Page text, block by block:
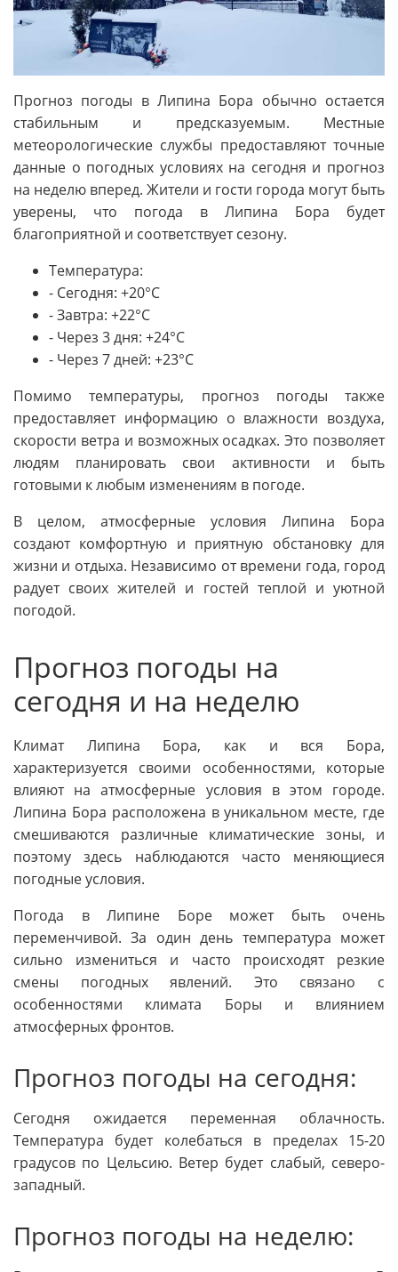
Прогноз погоды в Липина Бора обычно остается
стабильным и предсказуемым. Местные
метеорологические службы предоставляют точные
данные о погодных условиях на сегодня и прогноз
на неделю вперед. Жители и гости города могут быть
уверены, что погода в Липина Бора будет
благоприятной и соответствует сезону.
Температура:
- Сегодня: +20°C
- Завтра: +22°C
- Через 3 дня: +24°C
- Через 7 дней: +23°C
Помимо температуры, прогноз погоды также
предоставляет информацию о влажности воздуха,
скорости ветра и возможных осадках. Это позволяет
людям планировать свои активности и быть
готовыми к любым изменениям в погоде.
В целом, атмосферные условия Липина Бора
создают комфортную и приятную обстановку для
жизни и отдыха. Независимо от времени года, город
радует своих жителей и гостей теплой и уютной
погодой.
Прогноз погоды на
сегодня и на неделю
Климат Липина Бора, как и вся Бора,
характеризуется своими особенностями, которые
влияют на атмосферные условия в этом городе.
Липина Бора расположена в уникальном месте, где
смешиваются различные климатические зоны, и
поэтому здесь наблюдаются часто меняющиеся
погодные условия.
Погода в Липине Боре может быть очень
переменчивой. За один день температура может
сильно измениться и часто происходят резкие
смены погодных явлений. Это связано с
особенностями климата Боры и влиянием
атмосферных фронтов.
Прогноз погоды на сегодня:
Сегодня ожидается переменная облачность.
Температура будет колебаться в пределах 15-20
градусов по Цельсию. Ветер будет слабый, северо-
западный.
Прогноз погоды на неделю: